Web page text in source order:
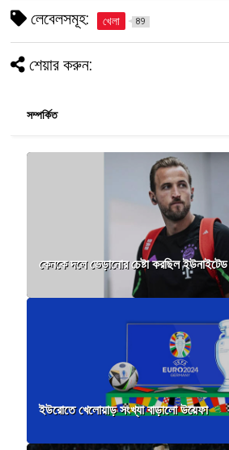
লেবেলসমূহ: খেলা 89
শেয়ার করুন:
সম্পর্কিত
কেনকে দলে ভেড়ানোর চেষ্টা করছিল ইউনাইটেড
ইউরোতে খেলোয়াড় সংখ্যা বাড়ালো উয়েফা